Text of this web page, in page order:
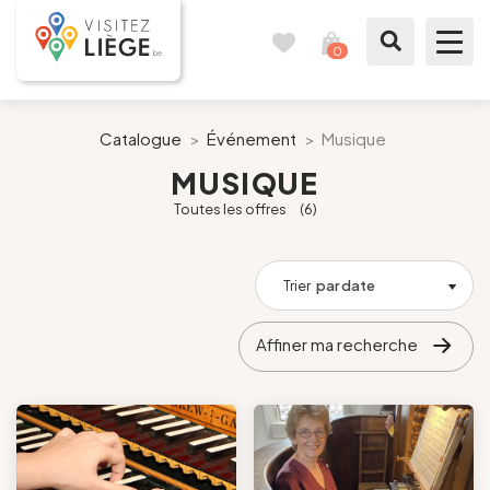
0
Comme un Liégeois
Agenda
Catalogue > Événement > Musique
MUSIQUE
Toutes les offres (6)
Trier par date
Affiner ma recherche